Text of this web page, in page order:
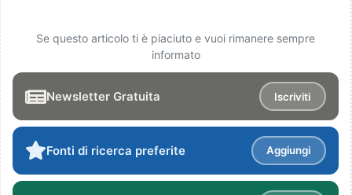
Se questo articolo ti è piaciuto e vuoi rimanere sempre
informato
Newsletter Gratuita Iscriviti
Fonti di ricerca preferite Aggiungi